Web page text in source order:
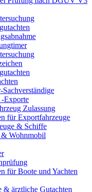
Exporte
Zulassung
für Exportfahrzeuge
& Schiffe
& Wohnmobil
für Boote und Yachten
& ärztliche Gutachten